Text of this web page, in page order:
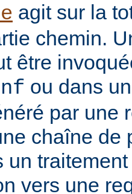
agit sur la
chemin.
être
ou dans
par une
chaîne de
un
vers une